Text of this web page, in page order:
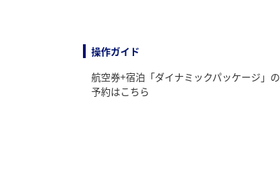
操作ガイド
航空券+宿泊「ダイナミックパッケージ」の
予約はこちら